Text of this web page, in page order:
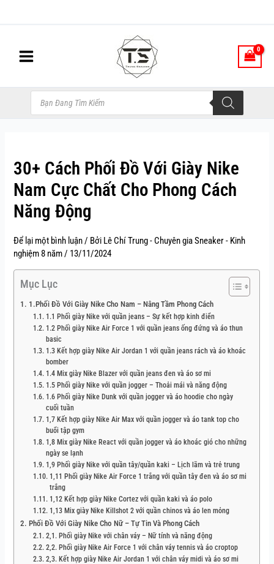
tới
Tìm
kiếm
sản
30+ Cách Phối Đồ Với Giày Nike
Nam Cực Chất Cho Phong Cách
Năng Động
Để lại một bình luận/ Bởi Lê Chí Trung - Chuyên gia Sneaker - Kinh
nghiệm 8 năm/ 13/11/2024
Mục Lục
1.Phối Đồ Với Giày Nike Cho Nam – Nâng Tầm Phong Cách
1.1 Phối giày Nike với quần jeans – Sự kết hợp kinh điển
1.2 Phối giày Nike Air Force 1 với quần jeans ống đứng và áo thun
basic
1.3 Kết hợp giày Nike Air Jordan 1 với quần jeans rách và áo khoác
bomber
1.4 Mix giày Nike Blazer với quần jeans đen và áo sơ mi
1.5 Phối giày Nike với quần jogger – Thoải mái và năng động
1.6 Phối giày Nike Dunk với quần jogger và áo hoodie cho ngày
cuối tuần
1,7 Kết hợp giày Nike Air Max với quần jogger và áo tank top cho
buổi tập gym
1,8 Mix giày Nike React với quần jogger và áo khoác gió cho những
ngày se lạnh
1,9 Phối giày Nike với quần tây/quần kaki – Lịch lãm và trẻ trung
1,11 Phối giày Nike Air Force 1 trắng với quần tây đen và áo sơ mi
trắng
1,12 Kết hợp giày Nike Cortez với quần kaki và áo polo
1,13 Mix giày Nike Killshot 2 với quần chinos và áo len mỏng
Phối Đồ Với Giày Nike Cho Nữ – Tự Tin Và Phong Cách
2,1. Phối giày Nike với chân váy – Nữ tính và năng động
2,2. Phối giày Nike Air Force 1 với chân váy tennis và áo croptop
2,3. Kết hợp giày Nike Air Jordan 1 với chân váy midi và áo sơ mi